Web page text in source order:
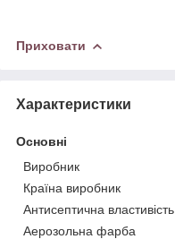
Приховати
Характеристики
Основні
Виробник
Країна виробник
Антисептична властивість
Аерозольна фарба